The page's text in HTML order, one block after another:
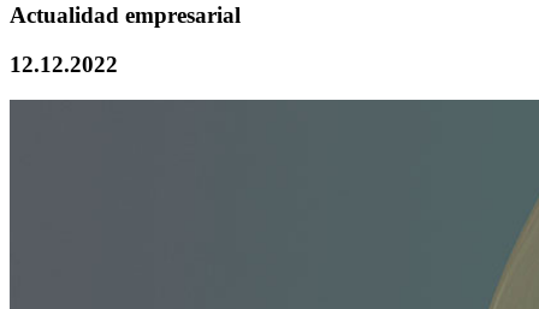
Actualidad empresarial
12.12.2022